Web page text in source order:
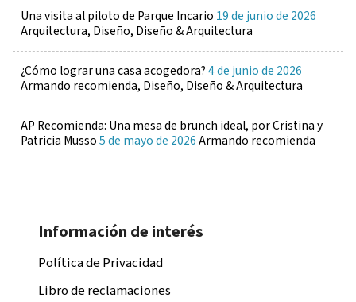
Una visita al piloto de Parque Incario 19 de junio de 2026
Arquitectura, Diseño, Diseño & Arquitectura
¿Cómo lograr una casa acogedora?4 de junio de 2026
Armando recomienda, Diseño, Diseño & Arquitectura
AP Recomienda: Una mesa de brunch ideal, por Cristina y
Patricia Musso5 de mayo de 2026Armando recomienda
Información de interés
Política de Privacidad
Libro de reclamaciones